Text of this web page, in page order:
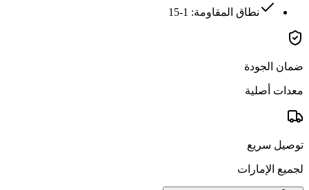
نطاق المقاومة: 1-15
ضمان الجودة
معدات أصلية
توصيل سريع
لجميع الإمارات